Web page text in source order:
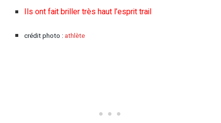
Ils ont fait briller très haut l’esprit trail
crédit photo :athlète